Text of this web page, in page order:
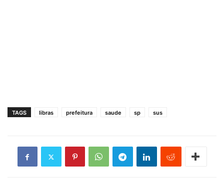
TAGS libras prefeitura saude sp sus